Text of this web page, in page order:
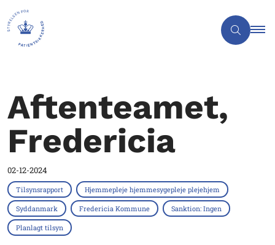
Aftenteamet,
Fredericia
02-12-2024
Tilsynsrapport Hjemmepleje hjemmesygepleje plejehjem
Syddanmark Fredericia Kommune Sanktion: Ingen
Planlagt tilsyn